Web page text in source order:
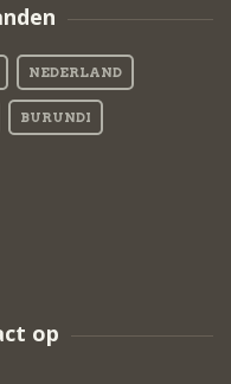
NEDERLAND
BURUNDI
op